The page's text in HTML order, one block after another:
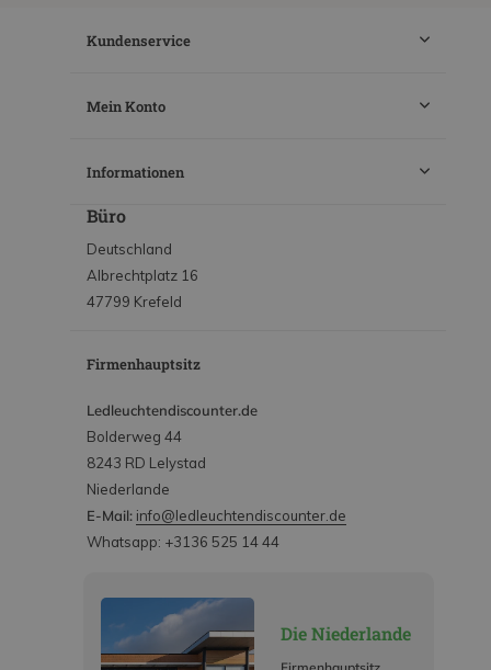
Kundenservice
Mein Konto
Informationen
Büro
Deutschland
Albrechtplatz 16
47799 Krefeld
Firmenhauptsitz
Ledleuchtendiscounter.de
Bolderweg 44
8243 RD Lelystad
Niederlande
E-Mail: info@ledleuchtendiscounter.de
Whatsapp: +3136 525 14 44
Die Niederlande